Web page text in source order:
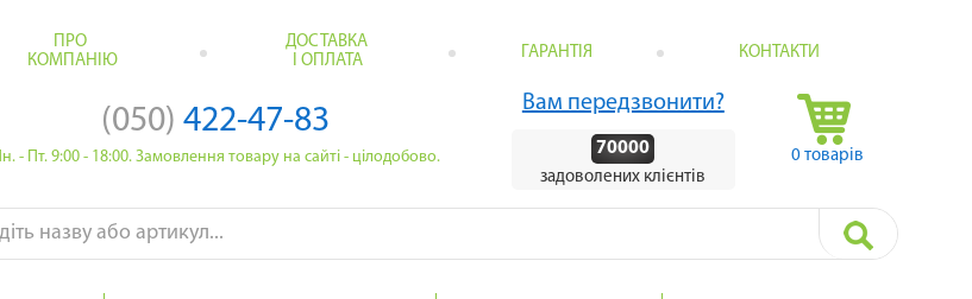
ПРО
КОМПАНІЮ
ДОСТАВКА
І ОПЛАТА
ГАРАНТІЯ КОНТАКТИ
(050)422-47-83
- Пт. 9:00 - 18:00. Замовлення товару на сайті - цілодобово.
Вам передзвонити?
70000
задоволених клієнтів
0 товарів